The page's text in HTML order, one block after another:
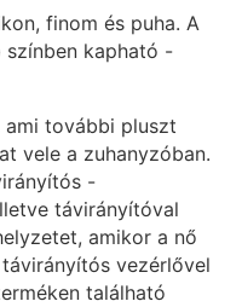
finom és puha. A
színben kapható -
további pluszt
vele a zuhanyzóban.
-
távirányítóval
amikor a nő
vezérlővel
található